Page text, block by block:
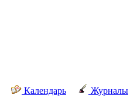
Календарь
Журналы